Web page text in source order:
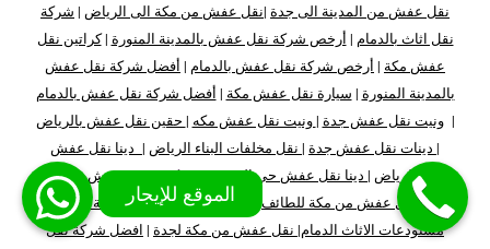
نقل عفش من المدينة الى جدة |نقل عفش من مكة الى الرياض | شركة
نقل اثاث بالدمام | أرخص شركة نقل عفش بالمدينة المنورة |كراتين نقل
عفش مكة | أرخص شركة نقل عفش بالدمام | أفضل شركة نقل عفش
بالمدينة المنورة | سيارة نقل عفش مكة | أفضل شركة نقل عفش بالدمام
|ونيت نقل عفش جدة |ونيت نقل عفش مكه | حقين نقل عفش بالرياض
| دينات نقل عفش جدة | نقل مخلفات البناء الرياض | دينا نقل عفش
جنوب الرياض | دينا نقل عفش حي المهدية|شركة تخزين عفش بالدمام |
شركة نقل عفش من مكة للطائف
سيارات نقل عفش بالمدينة المنورة |
مستودعات الاثاث الدمام| نقل عفش من مكة لجدة | افضل شركة نقل